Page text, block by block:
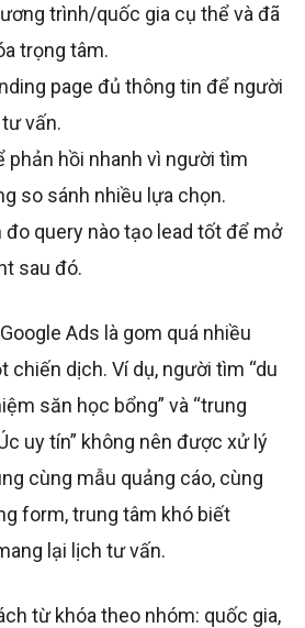
trình/quốc gia cụ thể và đã
trọng tâm.
page đủ thông tin để người
vấn.
phản hồi nhanh vì người tìm
so sánh nhiều lựa chọn.
query nào tạo lead tốt để mở
sau đó.
Ads là gom quá nhiều
chiến dịch. Ví dụ, người tìm “du
săn học bổng” và “trung
uy tín” không nên được xử lý
cùng mẫu quảng cáo, cùng
form, trung tâm khó biết
lại lịch tư vấn.
từ khóa theo nhóm: quốc gia,